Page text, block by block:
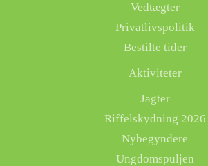
Vedtægter
Privatlivspolitik
Bestilte tider
Aktiviteter
Jagter
Riffelskydning 2026
Nybegyndere
Ungdomspuljen